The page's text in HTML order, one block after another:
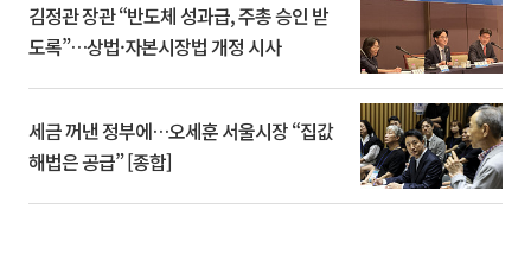
김정관 장관 “반도체 성과급, 주총 승인 받
도록”…상법·자본시장법 개정 시사
세금 꺼낸 정부에…오세훈 서울시장 “집값
해법은 공급” [종합]